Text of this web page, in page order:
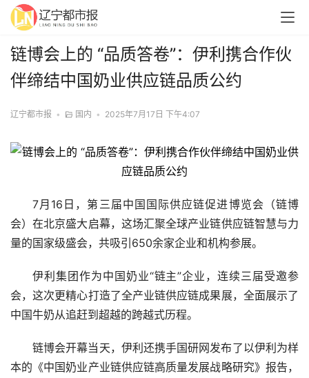
链博会上的 “品质答卷”：伊利携合作伙
伴缔结中国奶业供应链品质公约
辽宁都市报 • 国内 • 2025年7月17日 下午4:07
7月16日，第三届中国国际供应链促进博览会（链博
会）在北京盛大启幕，这场汇聚全球产业链供应链智慧与力
量的国家级盛会，共吸引650余家企业和机构参展。
伊利集团作为中国奶业“链主”企业，连续三届受邀参
会，这次更精心打造了全产业链供应链成果展，全面展示了
中国牛奶从追赶到超越的跨越式历程。
链博会开幕当天，伊利还携手国研网发布了以伊利为样
本的《中国奶业产业链供应链高质量发展战略研究》报告，